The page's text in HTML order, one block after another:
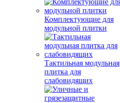
Комплектующие для
модульной плитки
Тактильная модульная
плитка для
слабовидящих